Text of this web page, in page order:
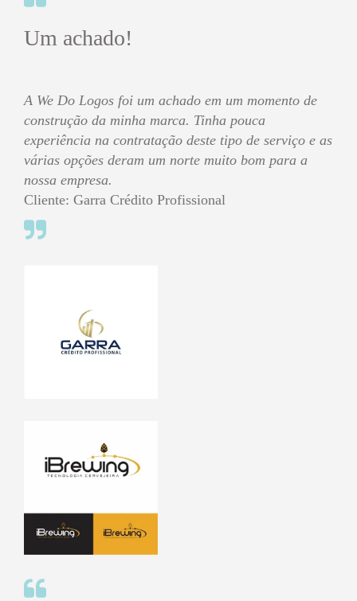
Um achado!
A We Do Logos foi um achado em um momento de
construção da minha marca. Tinha pouca
experiência na contratação deste tipo de serviço e as
várias opções deram um norte muito bom para a
nossa empresa.
Cliente: Garra Crédito Profissional